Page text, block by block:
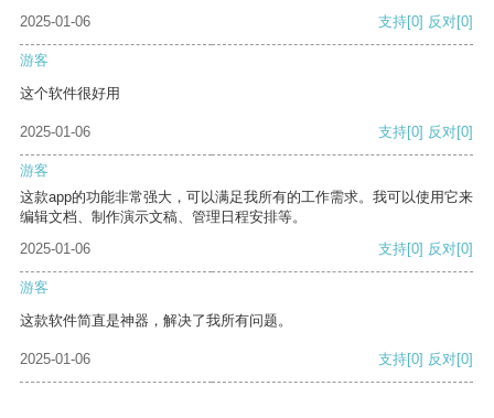
2025-01-06
支持[0] 反对[0]
游客
这个软件很好用
2025-01-06 支持[0] 反对[0]
游客
这款app的功能非常强大，可以满足我所有的工作需求。我可以使用它来
编辑文档、制作演示文稿、管理日程安排等。
2025-01-06
支持[0] 反对[0]
游客
这款软件简直是神器，解决了我所有问题。
2025-01-06 支持[0] 反对[0]